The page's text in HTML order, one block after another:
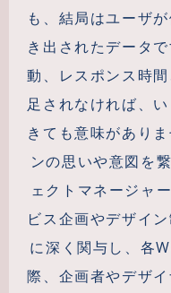
も、結局はユーザ
き出されたデータ
動、レスポンス時
足されなければ、
きても意味があり
ンの思いや意図を
ェクトマネージャ
ビス企画やデザイ
に深く関与し、各
際、企画者やデザ